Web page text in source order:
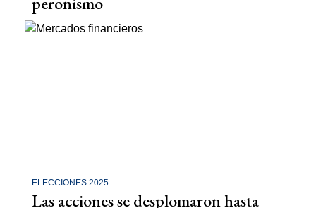
ELECCIONES 2025
Las acciones se desplomaron hasta